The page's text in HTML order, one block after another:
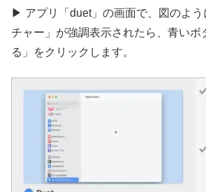
▶︎ アプリ「duet」の画面で、図のよう
チャー」が強調表示されたら、青いボ
る」をクリックします。